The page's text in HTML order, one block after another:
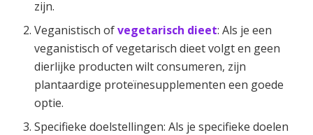
zijn.
Veganistisch ofvegetarisch dieet: Als je een
veganistisch of vegetarisch dieet volgt en geen
dierlijke producten wilt consumeren, zijn
plantaardige proteïnesupplementen een goede
optie.
Specifieke doelstellingen: Als je specifieke doelen